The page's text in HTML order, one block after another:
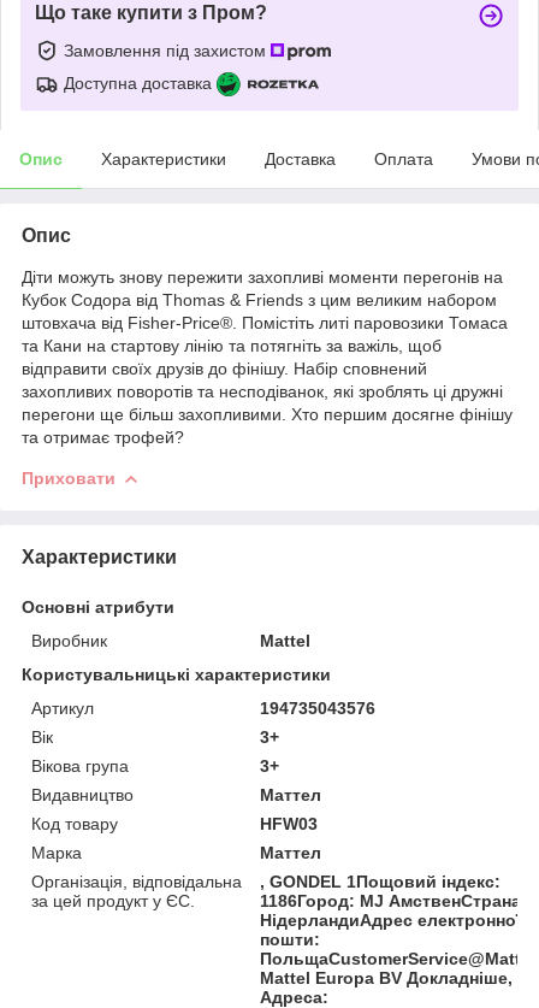
Що таке купити з Пром?
Замовлення під захистом
Доступна доставка
Опис Характеристики Доставка Оплата Умови
Опис
Діти можуть знову пережити захопливі моменти перегонів на
Кубок Содора від Thomas & Friends з цим великим набором
штовхача від Fisher-Price®. Помістіть литі паровозики Томаса
та Кани на стартову лінію та потягніть за важіль, щоб
відправити своїх друзів до фінішу. Набір сповнений
захопливих поворотів та несподіванок, які зроблять ці дружні
перегони ще більш захопливими. Хто першим досягне фінішу
та отримає трофей?
Приховати
Характеристики
Основні атрибути
Виробник
Mattel
Користувальницькі характеристики
Артикул
194735043576
Вік
3+
Вікова група
3+
Видавництво
Маттел
Код товару
HFW03
Марка
Маттел
Організація, відповідальна
за цей продукт у ЄС.
, GONDEL 1Пощовий індекс:
1186Город: MJ АмственСтрана:
НідерландиАдрес електронної
пошти:
Mattel Europa BV Докладніше,
Адреса: